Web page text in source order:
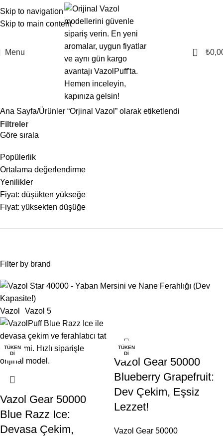
Skip to navigation
Skip to main content
Menu 0 ₺
Ana Sayfa Ürünler “Orjinal Vazol” olarak etiketlendi
Filtreler
Göre sırala
Popülerlik
Ortalama değerlendirme
Yenilikler
Fiyat: düşükten yükseğe
Fiyat: yüksekten düşüğe
Filter by brand
Vazol Vazol 5
TÜKEN
DI
Vazol Gear 50000
Blue Razz Ice:
Devasa Çekim,
TÜKEN
DI
Vazol Gear 50000
Blueberry Grapefruit:
Dev Çekim, Eşsiz
Lezzet!
Vazol Gear 50000
TÜKEN
DI
TÜKEN
DI
TÜKEN
DI